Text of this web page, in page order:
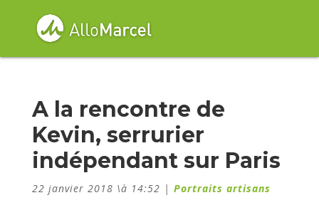
A la rencontre de
Kevin, serrurier
indépendant sur Paris
22 janvier 2018 \à 14:52 | Portraits artisans